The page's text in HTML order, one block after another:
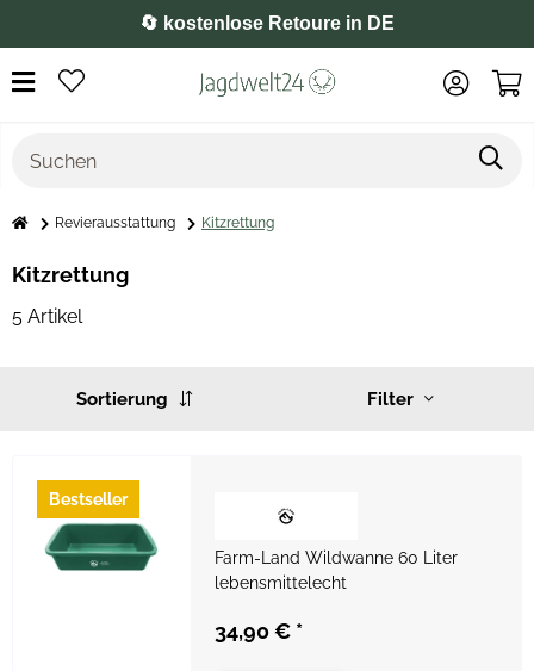
🔄 kostenlose Retoure in DE
Revierausstattung Kitzrettung
Kitzrettung
5 Artikel
Filter
Sortierung
Bestseller
Farm-Land Wildwanne 60 Liter
lebensmittelecht
34,90 € *